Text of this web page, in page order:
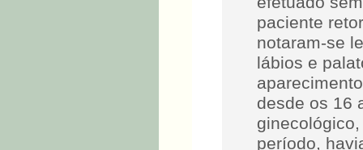
paciente
notaram-se
lábios e
desde os 16
período,